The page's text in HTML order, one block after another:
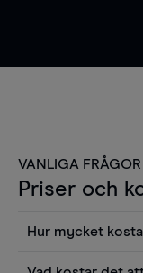
VANLIGA FRÅGOR
Priser och
Hur mycket